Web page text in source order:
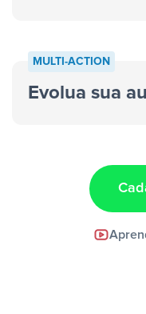
“A cada
MULTI-ACTION
Evolua sua